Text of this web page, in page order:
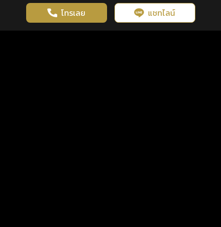
โทรเลย แชทไลน์
เว็บไซต์นี้มีการใช้งานคุกกี้ เพื่อเพิ่มประสิทธิภาพและประสบการณ์ที่ดี
ในการใช้งานเว็บไซต์ นโยบายความเป็นส่วนตัว
รู้ก่อน พร้อมกว่า ทุกจังหวะชีวิต คลิกดูดวงฟรี